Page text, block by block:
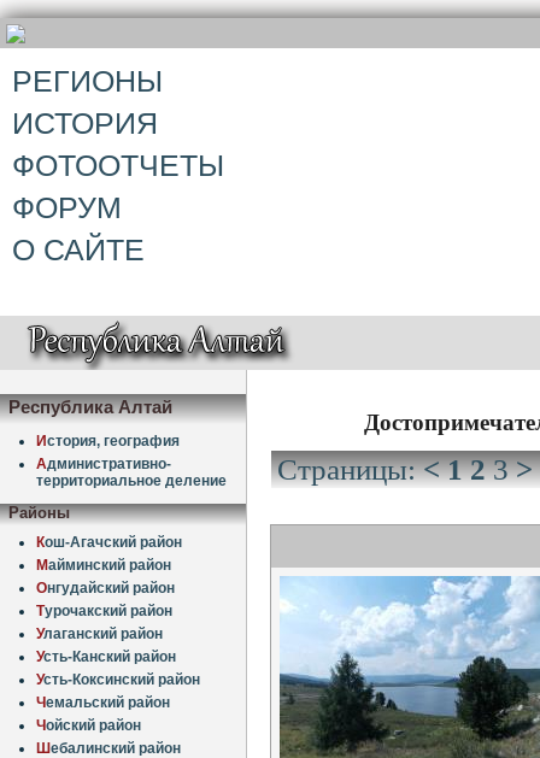
РЕГИОНЫ
ИСТОРИЯ
ФОТООТЧЕТЫ
ФОРУМ
О САЙТЕ
Республика Алтай
История, география
Административно-
территориальное деление
Районы
Кош-Агачский район
Майминский район
Онгудайский район
Турочакский район
Улаганский район
Усть-Канский район
Усть-Коксинский район
Чемальский район
Чойский район
Шебалинский район
Страницы:< 1 2 3 >